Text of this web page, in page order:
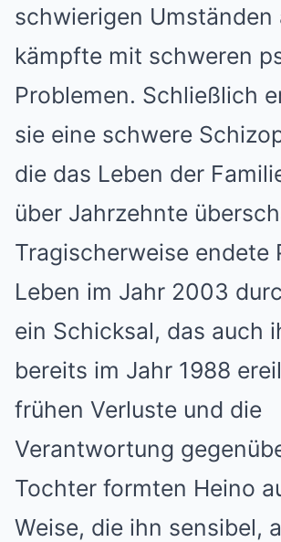
schwierigen Umständen
kämpfte mit schweren
Problemen. Schließlich
sie eine schwere
die das Leben der
über Jahrzehnte
Tragischerweise endete
Leben im Jahr 2003
ein Schicksal, das auch
bereits im Jahr 1988
frühen Verluste und die
Verantwortung
Tochter formten Heino
Weise, die ihn sensibel,